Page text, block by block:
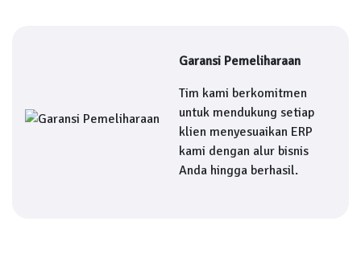
Garansi Pemeliharaan
Tim kami berkomitmen
untuk mendukung setiap
klien menyesuaikan ERP
kami dengan alur bisnis
Anda hingga berhasil.